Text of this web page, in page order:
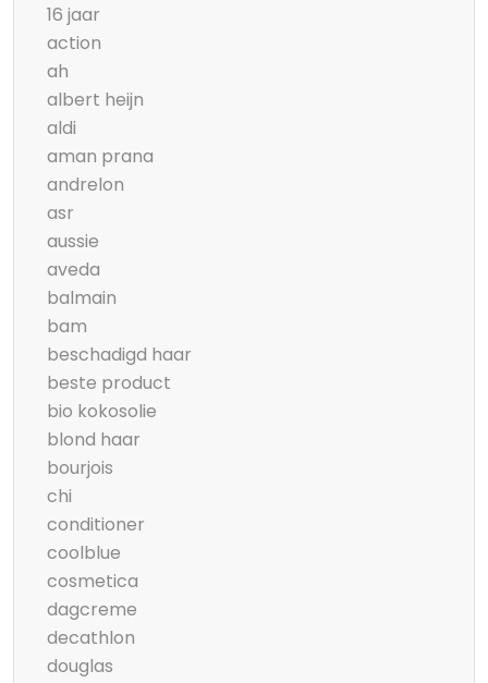
16 jaar
action
ah
albert heijn
aldi
aman prana
andrelon
asr
aussie
aveda
balmain
bam
beschadigd haar
beste product
bio kokosolie
blond haar
bourjois
chi
conditioner
coolblue
cosmetica
dagcreme
decathlon
douglas